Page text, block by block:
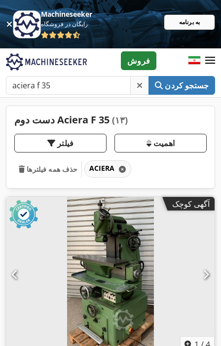
Machineseeker
رایگان در فروشگاه به برنامه
جستجو کردن
فروش
دست دوم Aciera F 35 (۱۳)
فیلتر اهمیت
حذف همه فیلترها ACIERA
آگهی کوچک